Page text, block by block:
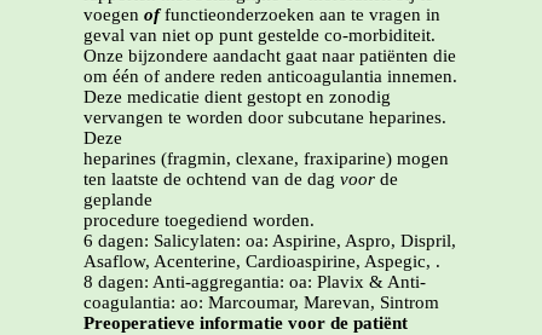
voegen offunctieonderzoeken aan te vragen in
geval van niet op punt gestelde co-morbiditeit.
Onze bijzondere aandacht gaat naar patiënten die
om één of andere reden anticoagulantia innemen.
Deze medicatie dient gestopt en zonodig
vervangen te worden door subcutane heparines.
Deze
heparines (fragmin, clexane, fraxiparine) mogen
ten laatste de ochtend van de dag voor de
geplande
procedure toegediend worden.
6 dagen: Salicylaten: oa: Aspirine, Aspro, Dispril,
Asaflow, Acenterine, Cardioaspirine, Aspegic, .
8 dagen: Anti-aggregantia: oa: Plavix & Anti-
coagulantia: ao: Marcoumar, Marevan, Sintrom
Preoperatieve informatie voor de patiënt